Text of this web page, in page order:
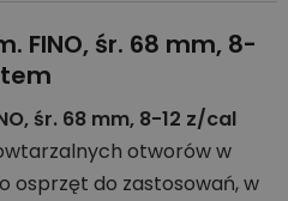
FINO, śr. 68 mm, 8-
śr. 68 mm, 8-12 z/cal
otworów w
osprzęt do zastosowań, w